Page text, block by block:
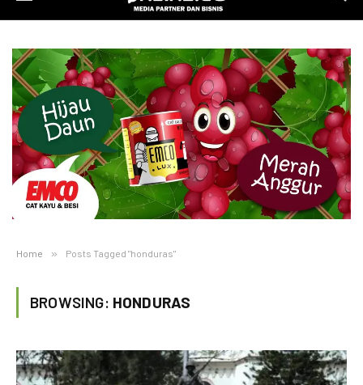
Home » Posts Tagged "honduras"
BROWSING: HONDURAS